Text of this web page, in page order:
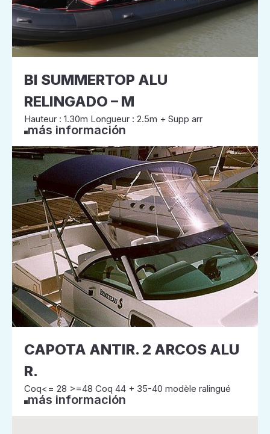
BI SUMMERTOP ALU
RELINGADO – M
Hauteur : 1.30m Longueur : 2.5m + Supp arr
más información
CAPOTA ANTIR. 2 ARCOS ALU
R.
Coq<= 28 >=48 Coq 44 + 35-40 modèle ralingué
más información